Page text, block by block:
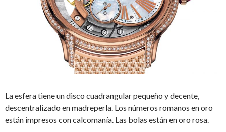
La esfera tiene un disco cuadrangular pequeño y decente,
descentralizado en madreperla. Los números romanos en oro
están impresos con calcomanía. Las bolas están en oro rosa.